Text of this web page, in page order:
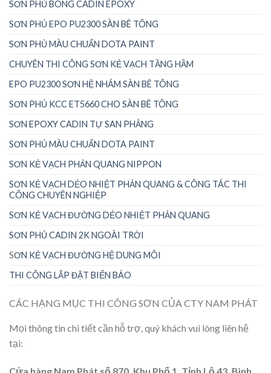
SƠN PHỦ BÓNG CADIN EPOXY
SƠN PHỦ EPO PU2300 SÀN BÊ TÔNG
SƠN PHỦ MÀU CHUẨN DOTA PAINT
CHUYÊN THI CÔNG SƠN KẺ VẠCH TẦNG HẦM
EPO PU2300 SƠN HỆ NHÁM SÀN BÊ TÔNG
SƠN PHỦ KCC ET5660 CHO SÀN BÊ TÔNG
SƠN EPOXY CADIN TỰ SAN PHẲNG
SƠN PHỦ MÀU CHUẨN DOTA PAINT
SƠN KẺ VẠCH PHẢN QUANG NIPPON
SƠN KẺ VẠCH DẺO NHIỆT PHẢN QUANG & CÔNG TÁC THI
CÔNG CHUYÊN NGHIỆP
SƠN KẺ VẠCH ĐƯỜNG DẺO NHIỆT PHẢN QUANG
SƠN PHỦ CADIN 2K NGOÀI TRỜI
SƠN KẺ VẠCH ĐƯỜNG HỆ DUNG MÔI
THI CÔNG LẮP ĐẶT BIỂN BÁO
CÁC HẠNG MỤC THI CÔNG SƠN CỦA CTY NAM PHÁT
Mọi thông tin chi tiết cần hỗ trợ, quý khách vui lòng liên hệ
tại:
Cửa hàng Nam Phát số 870, Khu Phố 1, Tỉnh Lộ 43, Bình